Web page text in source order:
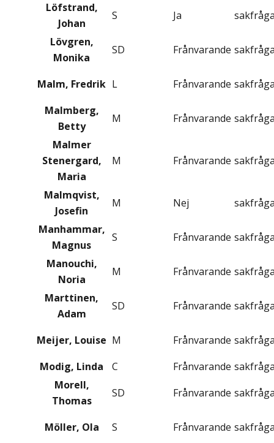
Löfstrand,
Johan
S Ja
Lövgren,
Monika
SD Frånvarande
Malm, Fredrik L Frånvarande
Malmberg,
Betty
M Frånvarande
Malmer
Stenergard,
Maria
M Frånvarande
Malmqvist,
Josefin
M Nej
Manhammar,
Magnus
S Frånvarande
Manouchi,
Noria
M Frånvarande
Marttinen,
Adam
SD Frånvarande
Meijer, Louise M Frånvarande
Modig, Linda
C Frånvarande
Morell,
Thomas
SD Frånvarande
Möller, Ola S Frånvarande